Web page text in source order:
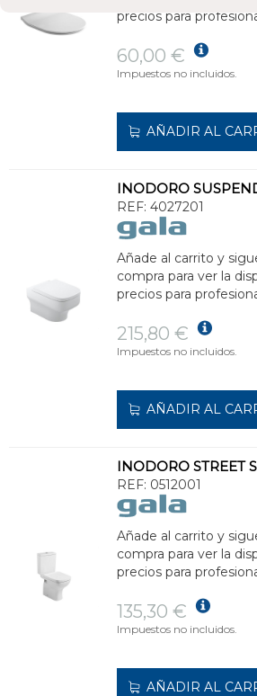
precios para
60,00 €
Impuestos no incluidos.
AÑADIR AL
REF: 4027201
Añade al carrito y
compra para ver la
precios para
215,80 €
Impuestos no incluidos.
AÑADIR AL
REF: 0512001
Añade al carrito y
compra para ver la
precios para
135,30 €
Impuestos no incluidos.
AÑADIR AL